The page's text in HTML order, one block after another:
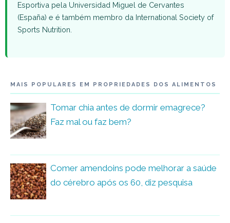
Esportiva pela Universidad Miguel de Cervantes
(España) e é também membro da International Society of
Sports Nutrition.
MAIS POPULARES EM PROPRIEDADES DOS ALIMENTOS
Tomar chia antes de dormir emagrece?
Faz mal ou faz bem?
Comer amendoins pode melhorar a saúde
do cérebro após os 60, diz pesquisa